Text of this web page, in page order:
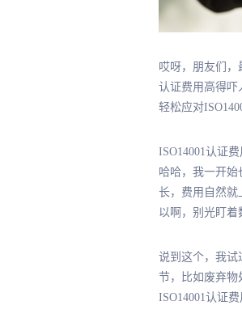
哎呀，朋友们，
认证费用高得吓
轻松应对
ISO14001认证
哈哈，我一开始
长，费用自然就
以啊，别光盯着
说到这个，我试
节，比如废弃物
ISO14001认证